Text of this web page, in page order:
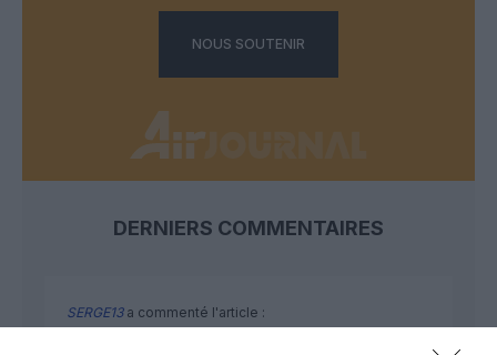
NOUS SOUTENIR
DERNIERS COMMENTAIRES
SERGE13a commenté l'article :